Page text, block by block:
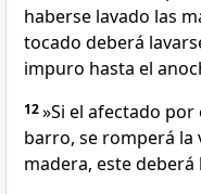
haberse lavado las
tocado deberá
impuro hasta el
12»Si el afectado
barro, se romperá la
madera, este deberá